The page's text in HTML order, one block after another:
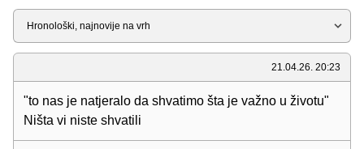
Sortiraj
21.04.26. 20:23
"to nas je natjeralo da shvatimo šta je važno u životu"
Ništa vi niste shvatili